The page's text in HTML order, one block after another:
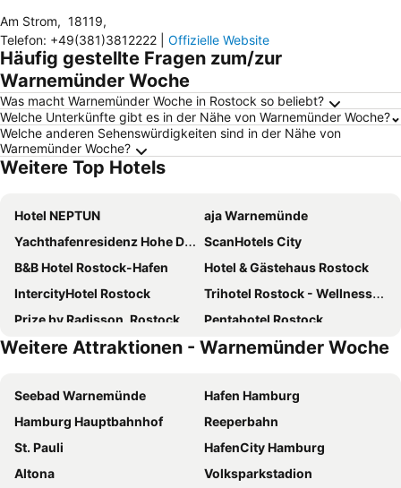
Am Strom, 18119,
Telefon: +49(381)3812222 Offizielle Website
Häufig gestellte Fragen zum/zur
Warnemünder Woche
Was macht Warnemünder Woche in Rostock so beliebt?
Welche Unterkünfte gibt es in der Nähe von Warnemünder Woche?
Welche anderen Sehenswürdigkeiten sind in der Nähe von
Warnemünder Woche?
Weitere Top Hotels
Hotel NEPTUN
aja Warnemünde
Yachthafenresidenz Hohe Düne
ScanHotels City
B&B Hotel Rostock-Hafen
Hotel & Gästehaus Rostock
IntercityHotel Rostock
Trihotel Rostock - Wellnesshotel Adults Only
Prize by Radisson, Rostock-City
Pentahotel Rostock
Arthotel ANA Amber
Grand Hotel Heiligendamm
Vienna House by Wyndham Sonne Rostock
Hotel Am Leuchtturm
WIROtel Warnemünde
B&B Hotel Rostock City-West
Strand-Hotel Hübner
Hotel Am Alten Strom
Park-Hotel Hübner
Strandhotel Fischland
Weitere Attraktionen - Warnemünder Woche
Seebad Warnemünde
Hafen Hamburg
Hamburg Hauptbahnhof
Reeperbahn
St. Pauli
HafenCity Hamburg
Altona
Volksparkstadion